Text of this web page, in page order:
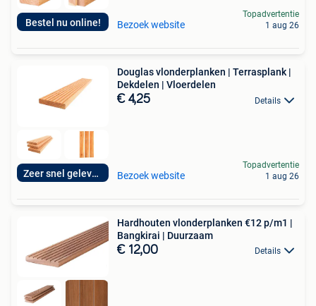
Bestel nu online! Bezoek website
Topadvertentie
1 aug 26
Zeer snel geleverd
Douglas vlonderplanken | Terrasplank |
Dekdelen | Vloerdelen
€ 4,25 Details
Bezoek website
Topadvertentie
1 aug 26
Hardhouten vlonderplanken €12 p/m1 |
Bangkirai | Duurzaam
€ 12,00 Details